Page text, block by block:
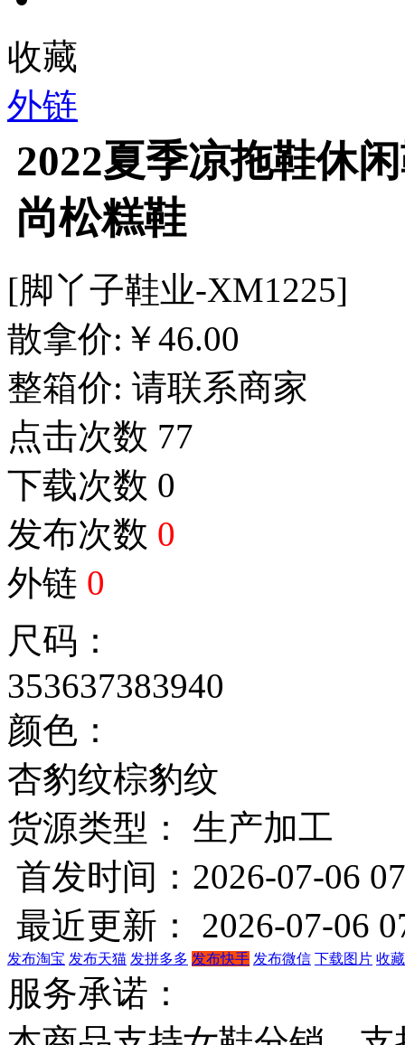
收藏
外链
2022夏季凉拖鞋休
尚松糕鞋
[脚丫子鞋业-XM1225]
散拿价: ￥46.00
整箱价: 请联系商家
点击次数 77
下载次数 0
发布次数 0
外链 0
尺码：
353637383940
颜色：
杏豹纹棕豹纹
货源类型： 生产加工
首发时间：2026-07-06
最近更新： 2026-07-06
发布淘宝 发布天猫 发拼多多 发布快手 发布微信 下载图片 收
服务承诺：